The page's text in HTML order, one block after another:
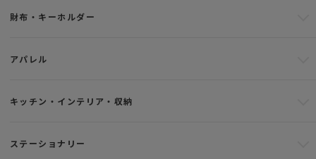
財布・キーホルダー
アパレル
キッチン・インテリア・収納
ステーショナリー